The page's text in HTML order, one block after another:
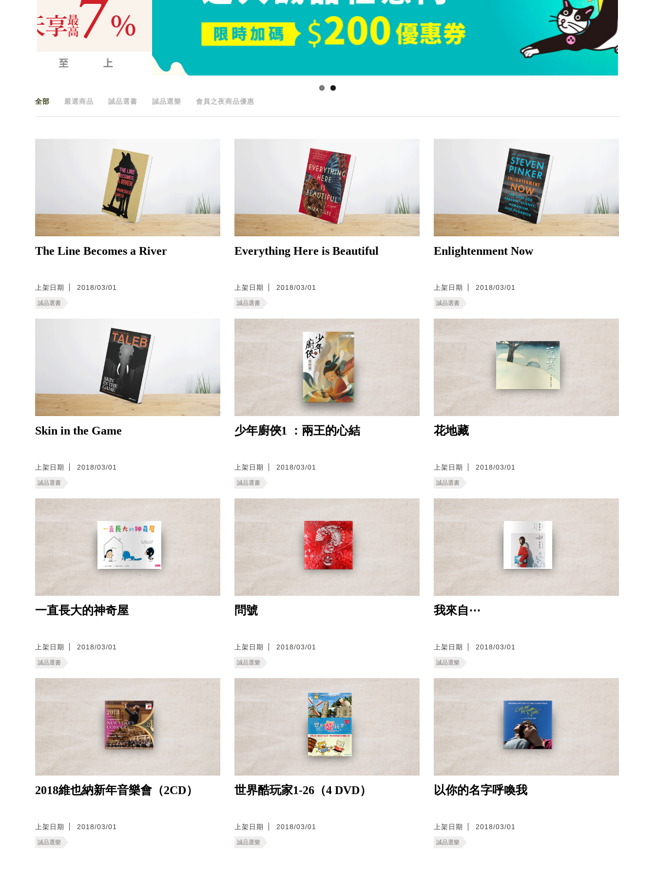
全部 嚴選商品 誠品選書 誠品選樂 會員之夜商品優惠
The Line Becomes a River
上架日期 2018/03/01
誠品選書
Everything Here is Beautiful
上架日期 2018/03/01
誠品選書
Enlightenment Now
上架日期 2018/03/01
誠品選書
Skin in the Game
上架日期 2018/03/01
誠品選書
少年廚俠1 ：兩王的心結
上架日期 2018/03/01
誠品選書
花地藏
上架日期 2018/03/01
誠品選書
一直長大的神奇屋
上架日期 2018/03/01
誠品選書
問號
上架日期 2018/03/01
誠品選樂
我來自⋯
上架日期 2018/03/01
誠品選樂
2018維也納新年音樂會（2CD）
上架日期 2018/03/01
誠品選樂
世界酷玩家1-26（4 DVD）
上架日期 2018/03/01
誠品選樂
以你的名字呼喚我
上架日期 2018/03/01
誠品選樂